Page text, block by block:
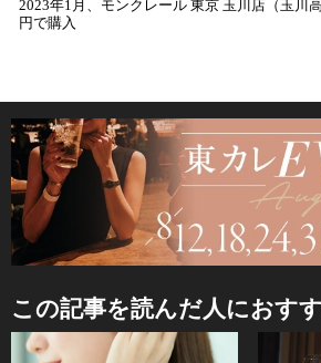
2023年1月、モンクレール 東京 玉川店（玉川
円で購入
この記事を読んだ人におす